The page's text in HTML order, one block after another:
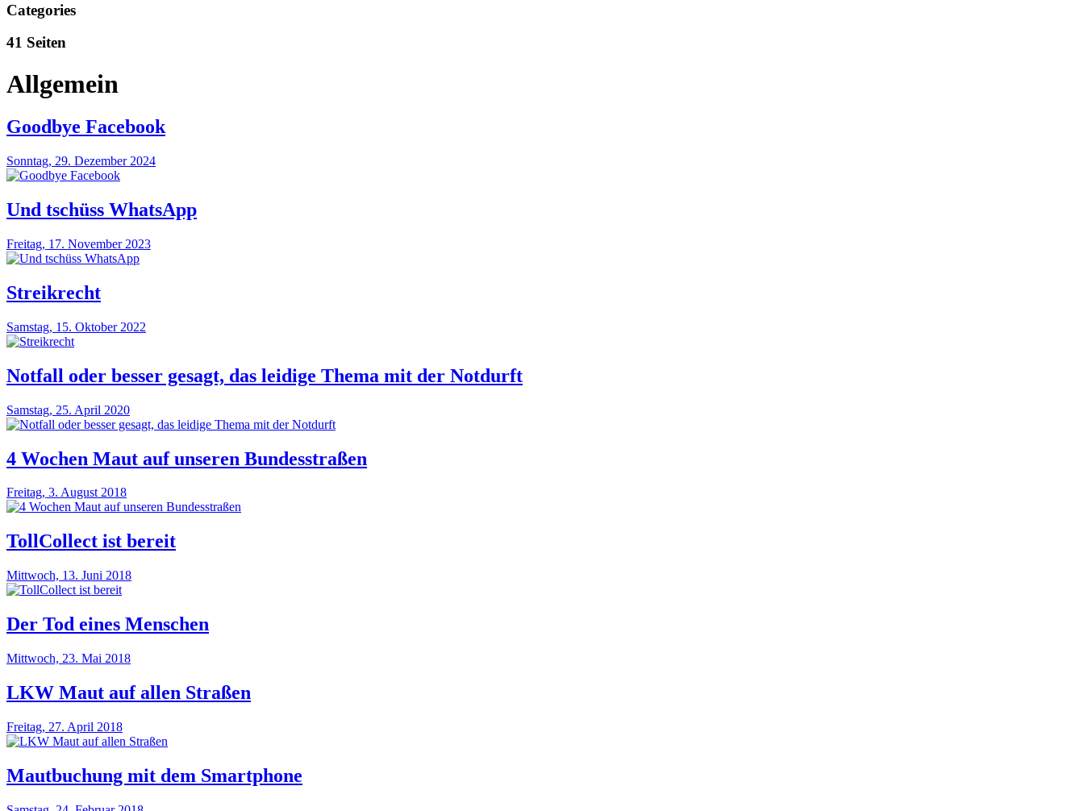
Categories
41 Seiten
Allgemein
Goodbye Facebook
Sonntag, 29. Dezember 2024
Und tschüss WhatsApp
Freitag, 17. November 2023
Streikrecht
Samstag, 15. Oktober 2022
Notfall oder besser gesagt, das leidige Thema mit der Notdurft
Samstag, 25. April 2020
4 Wochen Maut auf unseren Bundesstraßen
Freitag, 3. August 2018
TollCollect ist bereit
Mittwoch, 13. Juni 2018
Der Tod eines Menschen
Mittwoch, 23. Mai 2018
LKW Maut auf allen Straßen
Freitag, 27. April 2018
Mautbuchung mit dem Smartphone